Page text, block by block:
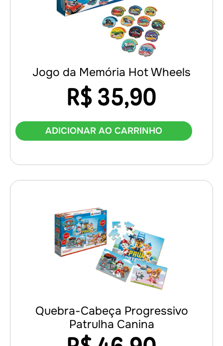
Jogo da Memória Hot Wheels
R$ 35,90
ADICIONAR AO CARRINHO
Quebra-Cabeça Progressivo
Patrulha Canina